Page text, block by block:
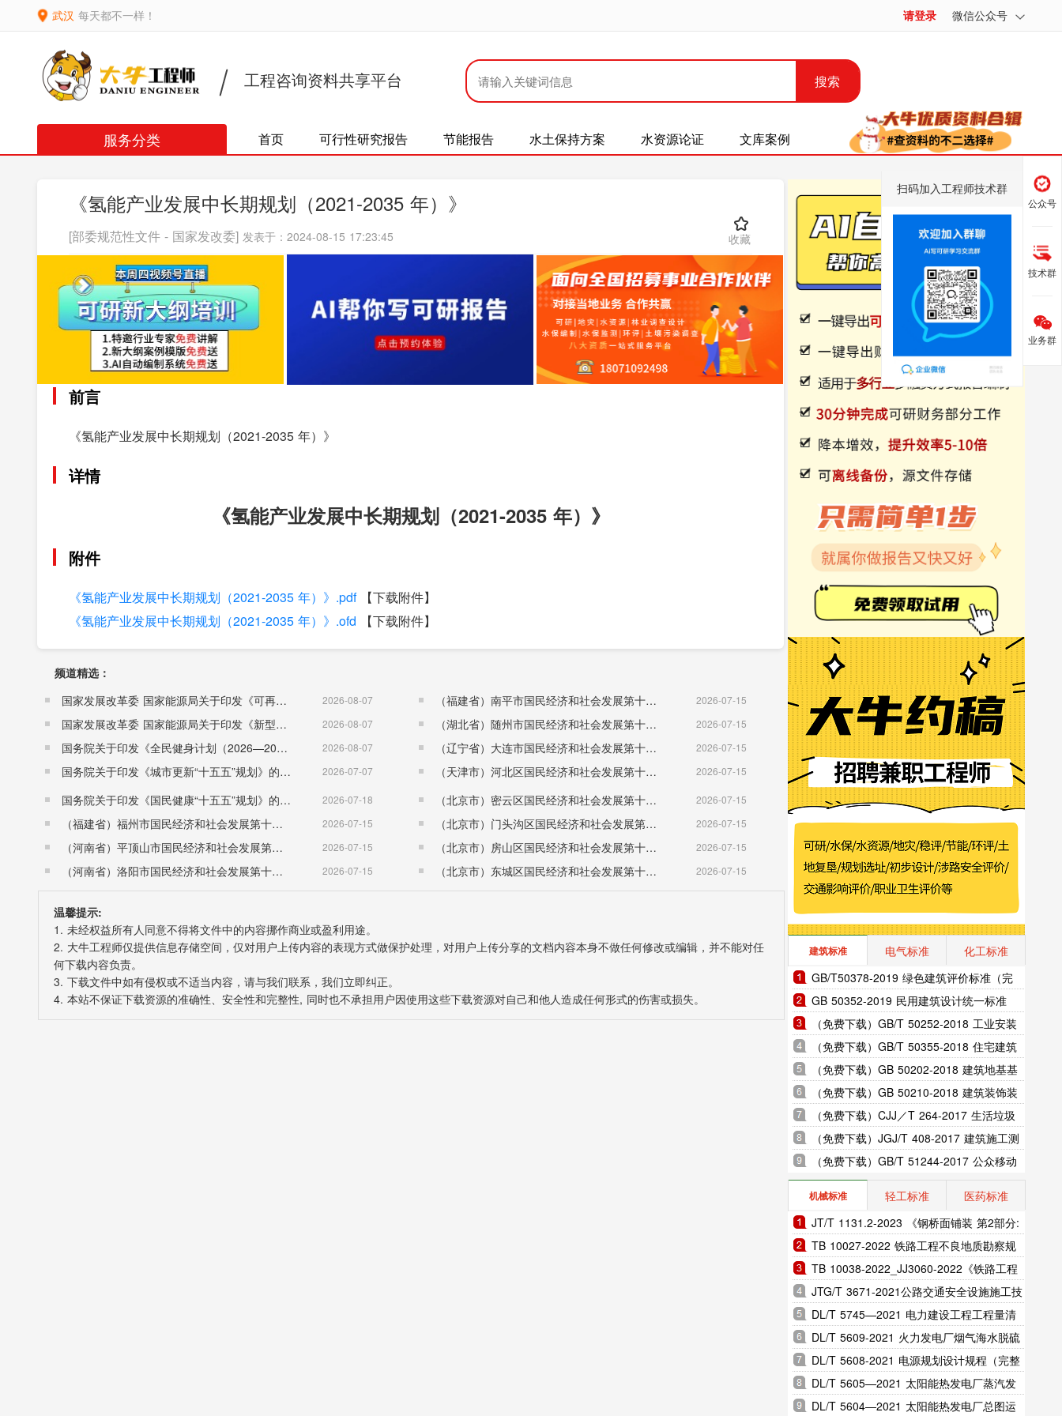
武汉 每天都不一样！ 请登录 微信公众号
工程咨询资料共享平台 搜索
服务分类 首页 可行性研究报告 节能报告 水土保持方案 水资源论证 文库案例
《氢能产业发展中长期规划（2021-2035 年）》
[部委规范性文件 - 国家发改委] 发表于：2024-08-15 17:23:45 收藏
前言
《氢能产业发展中长期规划（2021-2035 年）》
详情
《氢能产业发展中长期规划（2021-2035 年）》
附件
《氢能产业发展中长期规划（2021-2035 年）》.pdf
【下载附件】
《氢能产业发展中长期规划（2021-2035 年）》.ofd
【下载附件】
频道精选：
国家发展改革委 国家能源局关于印发《可再生能源发展“十五五”规划》的通知 （发改能源〔2026〕1067号）
2026-08-07
国家发展改革委 国家能源局关于印发《新型电力系统建设“十五五”规划》的通知​ （发改能源〔2026〕942号） 2026-08-07
国务院关于印发《全民健身计划（2026—2030年）》的通知 （国发〔2026〕26号） 2026-08-07
国务院关于印发《城市更新“十五五”规划》的通知（国发〔2026〕12号） 2026-07-07
国务院关于印发《国民健康“十五五”规划》的通知 （国发〔2026〕23号） 2026-07-18
（福建省）福州市国民经济和社会发展第十五个五年规划纲要 2026-07-15
（河南省）平顶山市国民经济和社会发展第十五个五年规划纲要 2026-07-15
（河南省）洛阳市国民经济和社会发展第十五个五年规划纲要 2026-07-15
（福建省）南平市国民经济和社会发展第十五个五年规划纲要 2026-07-15
（湖北省）随州市国民经济和社会发展第十五个五年规划纲要 2026-07-15
（辽宁省）大连市国民经济和社会发展第十五个五年规划纲要 2026-07-15
（天津市）河北区国民经济和社会发展第十五个五年规划纲要 2026-07-15
（北京市）密云区国民经济和社会发展第十五个五年规划纲要 2026-07-15
（北京市）门头沟区国民经济和社会发展第十五个五年规划纲要 2026-07-15
（北京市）房山区国民经济和社会发展第十五个五年规划纲要 2026-07-15
（北京市）东城区国民经济和社会发展第十五个五年规划纲要 2026-07-15
温馨提示:
1. 未经权益所有人同意不得将文件中的内容挪作商业或盈利用途。
2. 大牛工程师仅提供信息存储空间，仅对用户上传内容的表现方式做保护处理，对用户上传分享的文档内容本身不做任何修改或编辑，并不能对任
何下载内容负责。
3. 下载文件中如有侵权或不适当内容，请与我们联系，我们立即纠正。
4. 本站不保证下载资源的准确性、安全性和完整性, 同时也不承担用户因使用这些下载资源对自己和他人造成任何形式的伤害或损失。
建筑标准 电气标准
化工标准
GB/T50378-2019 绿色建筑评价标准（完
整版）
GB 50352-2019 民用建筑设计统一标准
（完整版）
（免费下载）GB/T 50252-2018 工业安装
工程施工质量验收统-标准
（免费下载）GB/T 50355-2018 住宅建筑
室内振动限值及其测量方法标准
（免费下载）GB 50202-2018 建筑地基基
础工程施工质量验收标准
（免费下载）GB 50210-2018 建筑装饰装
修工程质量验收标准
（免费下载）CJJ／T 264-2017 生活垃圾
渗沥液膜生物反应处理系统技术规程
（免费下载）JGJ/T 408-2017 建筑施工测
量标准
（免费下载）GB/T 51244-2017 公众移动
通信隧道覆盖工程技术规范
机械标准 轻工标准
医药标准
JT/T 1131.2-2023 《钢桥面铺装 第2部分:
热拌环氧沥青》
TB 10027-2022 铁路工程不良地质勘察规
程
TB 10038-2022_JJ3060-2022《铁路工程
特殊岩土勘察规程》
JTG/T 3671-2021公路交通安全设施施工技
术规范
DL/T 5745—2021 电力建设工程工程量清
单计价规范（完整版）
DL/T 5609-2021 火力发电厂烟气海水脱硫
系统设计规程（完整版）
DL/T 5608-2021 电源规划设计规程（完整
版）
DL/T 5605—2021 太阳能热发电厂蒸汽发
生系统设计规范（完整版）
DL/T 5604—2021 太阳能热发电厂总图运
公众号
技术群
扫码加入工程师技术群
业务群